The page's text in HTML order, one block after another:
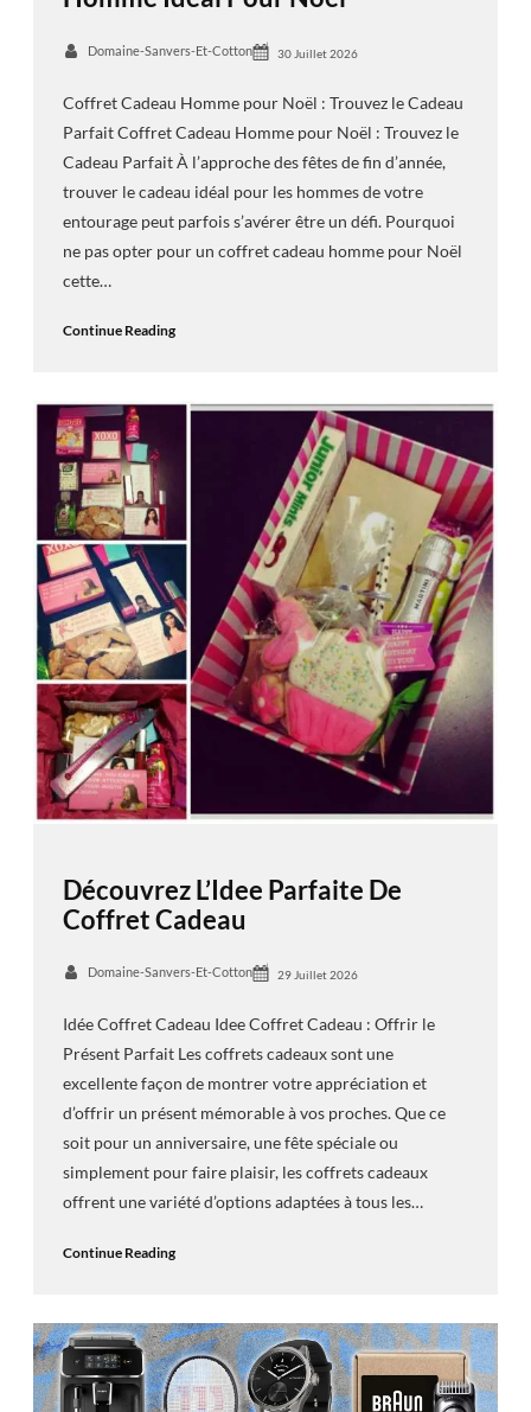
Domaine-Sanvers-Et-Cotton 30 Juillet 2026
Coffret Cadeau Homme pour Noël : Trouvez le Cadeau
Parfait Coffret Cadeau Homme pour Noël : Trouvez le
Cadeau Parfait À l’approche des fêtes de fin d’année,
trouver le cadeau idéal pour les hommes de votre
entourage peut parfois s’avérer être un défi. Pourquoi
ne pas opter pour un coffret cadeau homme pour Noël
cette…
Continue Reading
Découvrez L’Idee Parfaite De
Coffret Cadeau
Domaine-Sanvers-Et-Cotton 29 Juillet 2026
Idée Coffret Cadeau Idee Coffret Cadeau : Offrir le
Présent Parfait Les coffrets cadeaux sont une
excellente façon de montrer votre appréciation et
d’offrir un présent mémorable à vos proches. Que ce
soit pour un anniversaire, une fête spéciale ou
simplement pour faire plaisir, les coffrets cadeaux
offrent une variété d’options adaptées à tous les…
Continue Reading